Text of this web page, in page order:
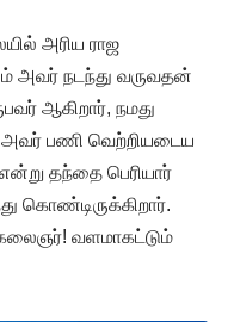
அரிய ராஜ
அவர் நடந்து வருவதன்
ஆகிறார், நமது
பணி வெற்றியடைய
தந்தை பெரியார்
கொண்டிருக்கிறார்.
வளமாகட்டும்